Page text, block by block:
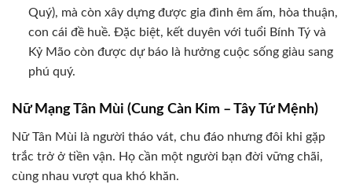
Quý), mà còn xây dựng được gia đình êm ấm, hòa thuận,
con cái đề huề. Đặc biệt, kết duyên với tuổi Bính Tý và
Kỷ Mão còn được dự báo là hưởng cuộc sống giàu sang
phú quý.
Nữ Mạng Tân Mùi (Cung Càn Kim – Tây Tứ Mệnh)
Nữ Tân Mùi là người tháo vát, chu đáo nhưng đôi khi gặp
trắc trở ở tiền vận. Họ cần một người bạn đời vững chãi,
cùng nhau vượt qua khó khăn.